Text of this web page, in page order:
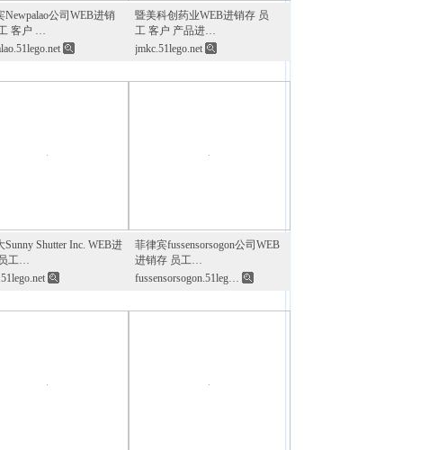
Newpalao公司WEB进销
客户 …
暨美科创药业WEB进销存 员
工 客户 产品进…
jmkc.51lego.net
Sunny Shutter Inc. WEB进
工…
菲律宾fussensorsogon公司WEB
进销存 员工…
fussensorsogon.51leg…